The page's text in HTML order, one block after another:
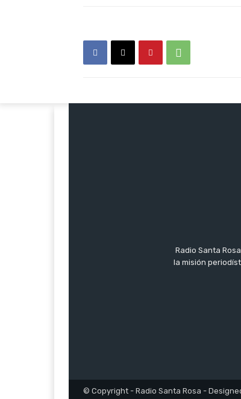
Radio Santa
la misión
© Copyright - Radio Santa Rosa -